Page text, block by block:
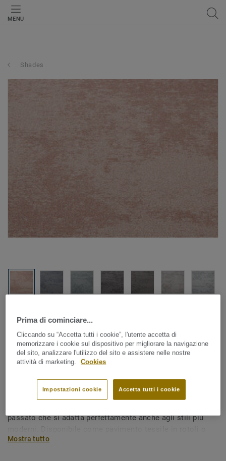
MENU
Shades
Pavimenti tessili in teli|Tappeti personalizzati
Shades - Shades AA28 4435
I design della collezione Shades creano un look elegante
passato che si adatta perfettamente anche agli stili più
come tappeto di design personalizzato.
Mostra tutto
Prima di cominciare...
Cliccando su “Accetta tutti i cookie”, l'utente accetta di
memorizzare i cookie sul dispositivo per migliorare la navigazione
del sito, analizzare l'utilizzo del sito e assistere nelle nostre
attività di marketing.
Cookies
Accetta tutti i cookie
Impostazioni cookie